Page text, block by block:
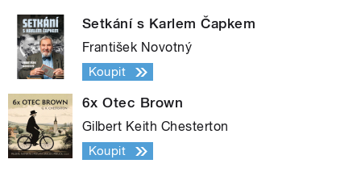
Setkání s Karlem Čapkem
František Novotný
Koupit
6x Otec Brown
Gilbert Keith Chesterton
Koupit